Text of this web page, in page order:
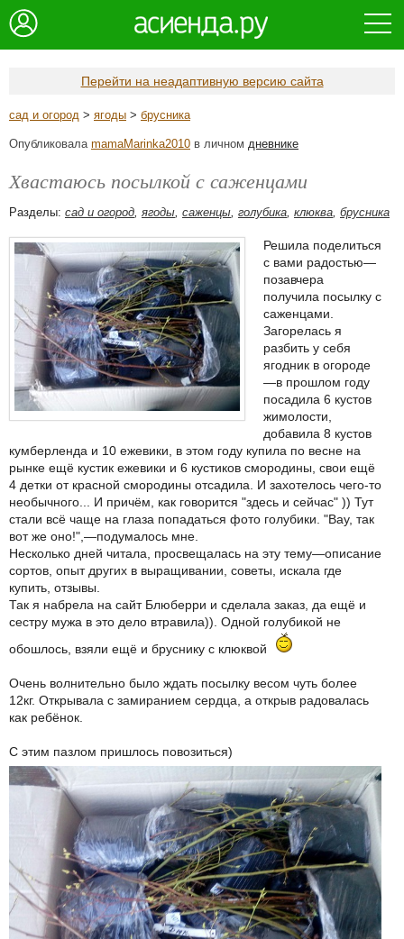
Перейти на неадаптивную версию сайта
сад и огород > ягоды > брусника
Опубликовала mamaMarinka2010 в личном дневнике
Хвастаюсь посылкой с саженцами
Разделы: сад и огород, ягоды, саженцы, голубика, клюква, брусника
Решила поделиться
с вами радостью—
позавчера
получила посылку с
саженцами.
Загорелась я
разбить у себя
ягодник в огороде
—в прошлом году
посадила 6 кустов
жимолости,
добавила 8 кустов
кумберленда и 10 ежевики, в этом году купила по весне на
рынке ещё кустик ежевики и 6 кустиков смородины, свои ещё
4 детки от красной смородины отсадила. И захотелось чего-то
необычного... И причём, как говорится "здесь и сейчас" )) Тут
стали всё чаще на глаза попадаться фото голубики. "Вау, так
вот же оно!",—подумалось мне.
Несколько дней читала, просвещалась на эту тему—описание
сортов, опыт других в выращивании, советы, искала где
купить, отзывы.
Так я набрела на сайт Блюберри и сделала заказ, да ещё и
сестру мужа в это дело втравила)). Одной голубикой не
обошлось, взяли ещё и бруснику с клюквой
Очень волнительно было ждать посылку весом чуть более
12кг. Открывала с замиранием сердца, а открыв радовалась
как ребёнок.
С этим пазлом пришлось повозиться)